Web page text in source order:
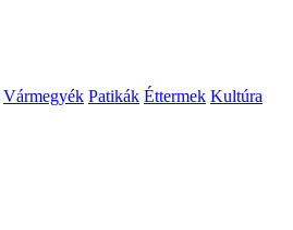
Vármegyék Patikák Éttermek Kultúra